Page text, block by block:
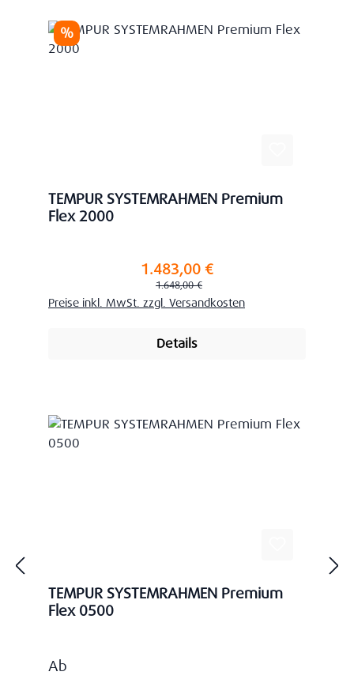
Rabatt
%
TEMPUR SYSTEMRAHMEN Premium
Flex 2000
Verkaufspreis:1.483,00 €
Regulärer Preis:
1.648,00 €
Preise inkl. MwSt. zzgl. Versandkosten
Details
TEMPUR SYSTEMRAHMEN Premium
Flex 0500
Regulärer Preis:
Ab